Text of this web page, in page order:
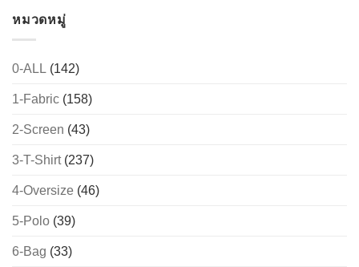
หมวดหมู่
0-ALL (142)
1-Fabric (158)
2-Screen (43)
3-T-Shirt(237)
4-Oversize (46)
5-Polo (39)
6-Bag (33)